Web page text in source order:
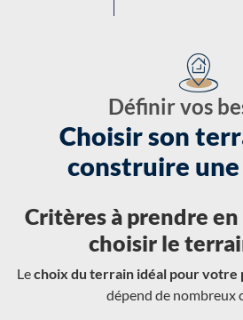
Définir vos
Choisir son
construire
Critères à prendre
choisir le
Lechoix du terrain idéal pour
dépend de nombreux